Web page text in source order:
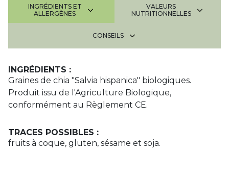
INGRÉDIENTS ET
ALLERGÈNES
VALEURS
NUTRITIONNELLES
CONSEILS
INGRÉDIENTS :
Graines de chia "Salvia hispanica" biologiques.
Produit issu de l'Agriculture Biologique,
conformément au Règlement CE.
TRACES POSSIBLES :
fruits à coque, gluten, sésame et soja.